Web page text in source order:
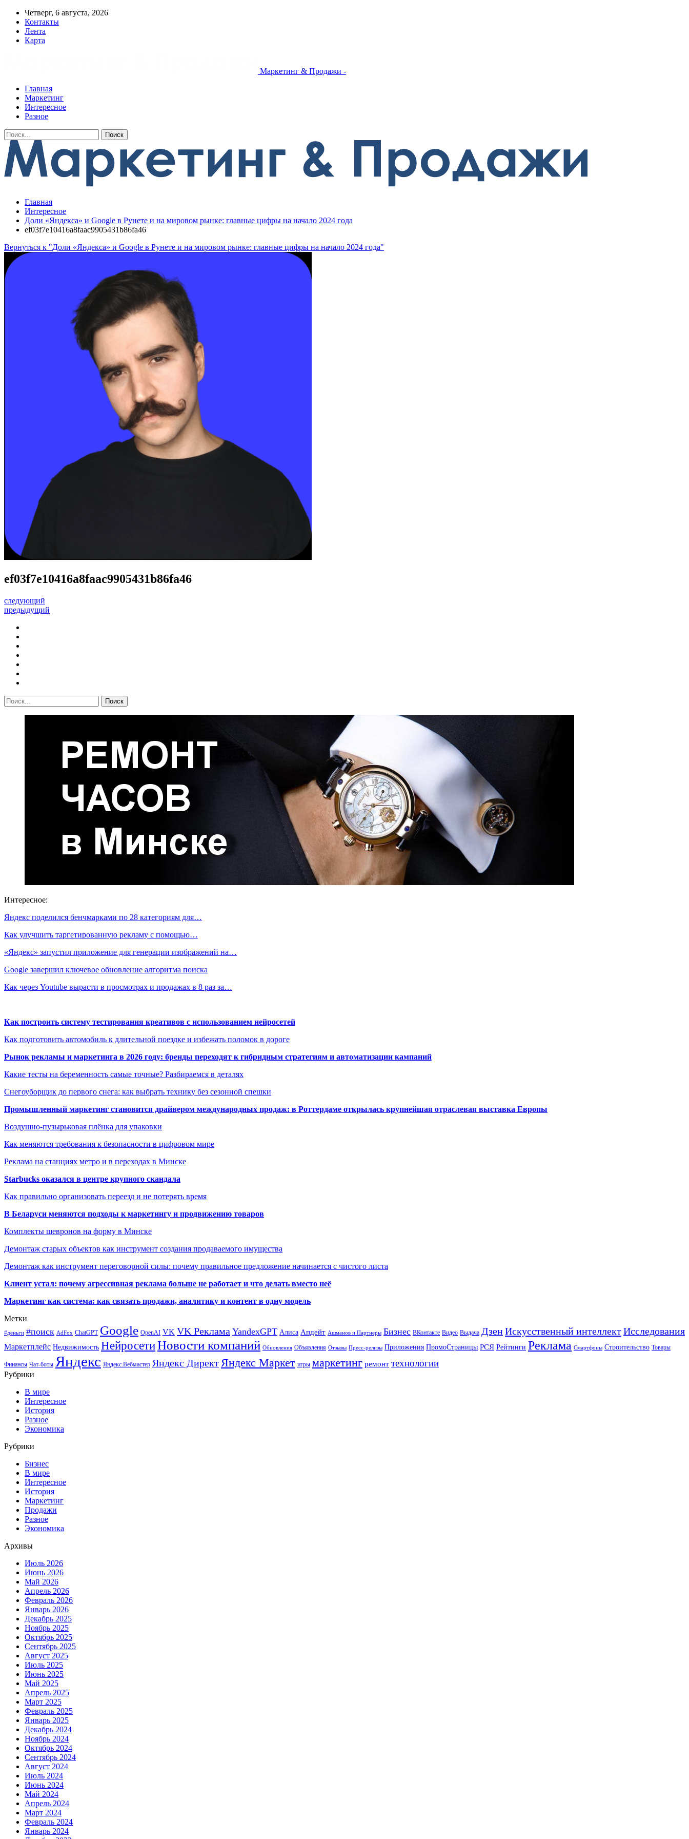
Четверг, 6 августа, 2026
Контакты
Лента
Карта
Маркетинг & Продажи -
Главная
Маркетинг
Интересное
Разное
Главная
Интересное
Доли «Яндекса» и Google в Рунете и на мировом рынке: главные цифры на начало 2024 года
ef03f7e10416a8faac9905431b86fa46
Вернуться к "Доли «Яндекса» и Google в Рунете и на мировом рынке: главные цифры на начало 2024 года"
ef03f7e10416a8faac9905431b86fa46
следующий
предыдущий
Интересное:
Яндекс поделился бенчмарками по 28 категориям для…
Как улучшить таргетированную рекламу с помощью…
«Яндекс» запустил приложение для генерации изображений на…
Google завершил ключевое обновление алгоритма поиска
Как через Youtube вырасти в просмотрах и продажах в 8 раз за…
Как построить систему тестирования креативов с использованием нейросетей
Как подготовить автомобиль к длительной поездке и избежать поломок в дороге
Рынок рекламы и маркетинга в 2026 году: бренды переходят к гибридным стратегиям и автоматизации кампаний
Какие тесты на беременность самые точные? Разбираемся в деталях
Снегоуборщик до первого снега: как выбрать технику без сезонной спешки
Промышленный маркетинг становится драйвером международных продаж: в Роттердаме открылась крупнейшая отраслевая выставка Европы
Воздушно-пузырьковая плёнка для упаковки
Как меняются требования к безопасности в цифровом мире
Реклама на станциях метро и в переходах в Минске
Starbucks оказался в центре крупного скандала
Как правильно организовать переезд и не потерять время
В Беларуси меняются подходы к маркетингу и продвижению товаров
Комплекты шевронов на форму в Минске
Демонтаж старых объектов как инструмент создания продаваемого имущества
Демонтаж как инструмент переговорной силы: почему правильное предложение начинается с чистого листа
Клиент устал: почему агрессивная реклама больше не работает и что делать вместо неё
Маркетинг как система: как связать продажи, аналитику и контент в одну модель
Метки
#деньги #поиск AdFox ChatGPT Google OpenAI VK VK Реклама YandexGPT Алиса Апдейт Ашманов и Партнеры Бизнес ВКонтакте Видео Выдача ДзенИскусственный интеллектИсследования
Маркетплейс Недвижимость НейросетиНовости компаний Обновления Объявления Отзывы Пресс-релизы Приложения ПромоСтраницы РСЯ Рейтинги Реклама Смартфоны Строительство Товары
Финансы Чат-боты Яндекс Яндекс.Вебмастер Яндекс Директ Яндекс Маркет игры маркетинг ремонт технологии
Рубрики
В мире
Интересное
История
Разное
Экономика
Рубрики
Бизнес
В мире
Интересное
История
Маркетинг
Продажи
Разное
Экономика
Архивы
Июль 2026
Июнь 2026
Май 2026
Апрель 2026
Февраль 2026
Январь 2026
Декабрь 2025
Ноябрь 2025
Октябрь 2025
Сентябрь 2025
Август 2025
Июль 2025
Июнь 2025
Май 2025
Апрель 2025
Март 2025
Февраль 2025
Январь 2025
Декабрь 2024
Ноябрь 2024
Октябрь 2024
Сентябрь 2024
Август 2024
Июль 2024
Июнь 2024
Май 2024
Апрель 2024
Март 2024
Февраль 2024
Январь 2024